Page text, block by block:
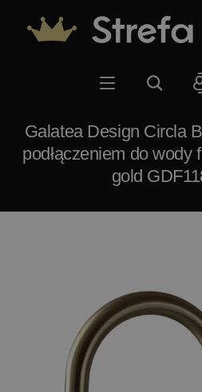
Galatea Design Circla
podłączeniem do wody
gold